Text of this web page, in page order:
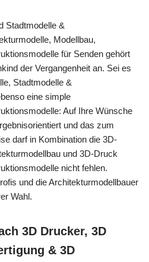
Stadtmodelle &
Modellbau,
für Senden gehört
der Vergangenheit an. Sei es
Stadtmodelle &
eine simple
Auf Ihre Wünsche
und das zum
darf in Kombination die 3D-
und 3D-Druck
nicht fehlen.
und die Architekturmodellbauer
Wahl.
3D Drucker, 3D
& 3D